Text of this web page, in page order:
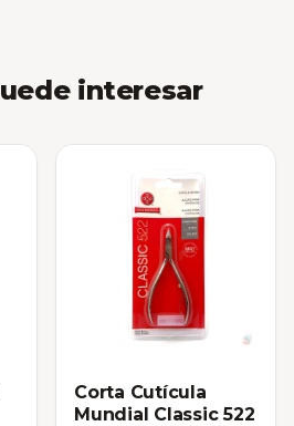
interesar
Corta Cutícula
Mundial Classic 522